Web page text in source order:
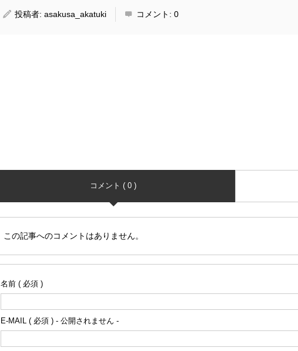
投稿者:asakusa_akatuki コメント:0
コメント ( 0 )
この記事へのコメントはありません。
名前 ( 必須 )
E-MAIL ( 必須 ) - 公開されません -